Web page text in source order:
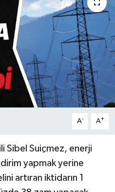
A- A+
Sibel Suiçmez, enerji
yapmak yerine
artıran iktidarın 1